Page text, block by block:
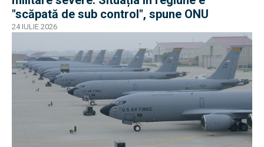
"scăpată de sub control", spune ONU
24 IULIE 2026